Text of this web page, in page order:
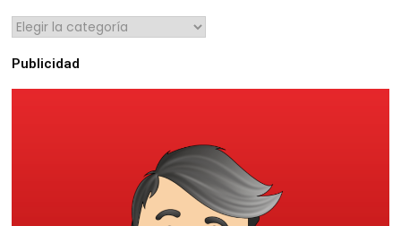
Publicidad